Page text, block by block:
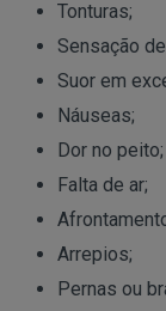
Tonturas;
Sensação
Suor em
Náuseas;
Dor no peito;
Falta de ar;
Arrepios;
Pernas ou